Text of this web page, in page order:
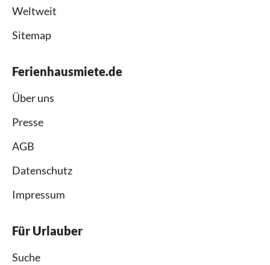
Weltweit
Sitemap
Ferienhausmiete.de
Über uns
Presse
AGB
Datenschutz
Impressum
Für Urlauber
Suche